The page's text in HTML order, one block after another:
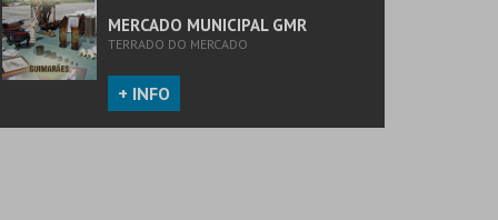
MERCADO MUNICIPAL GMR
TERRADO DO MERCADO
+ INFO